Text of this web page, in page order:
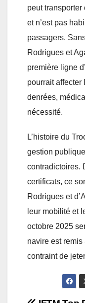
peut
et n’est pas
passagers.
Rodrigues et
première ligne
pourrait affecter
denrées,
nécessité.
L’histoire du
gestion
contradictoires.
certificats, ce
Rodrigues et
leur mobilité et
octobre 2025
navire est
contraint de